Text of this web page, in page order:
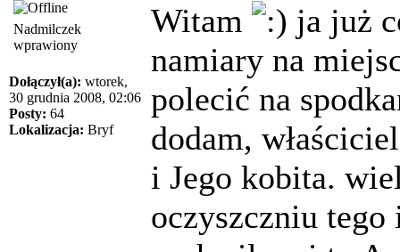
Nadmilczek
wprawiony
Dołączył(a): wtorek,
30 grudnia 2008, 02:06
Posty: 64
Lokalizacja: Bryf
Witam
ja już
namiary na
polecić na
dodam,
i Jego kobita.
oczyszczniu